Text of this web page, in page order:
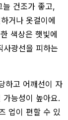
늘 건조가 좋고,
거나 옷걸이에
색상은 햇빛에
광선을 피하는
하고 어깨선이 자
가능성이 높아요.
업이 편할 수 있